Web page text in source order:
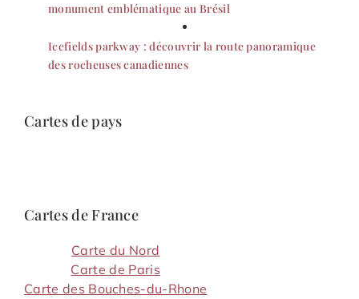
monument emblématique au Brésil
Icefields parkway : découvrir la route panoramique
des rocheuses canadiennes
Cartes de pays
Cartes de France
Carte du Nord
Carte de Paris
Carte des Bouches-du-Rhone